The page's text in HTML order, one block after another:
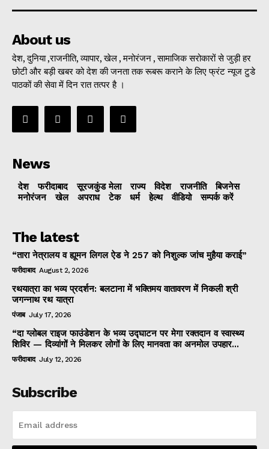
About us
देश, दुनिया ,राजनीति, व्यापार, खेल , मनोरंजन , सामाजिक सरोकारों से जुड़ी हर
छोटी और बड़ी खबर को देश की जनता तक रूबरू कराने के लिए फ्रंट न्यूज टुडे
पाठकों की सेवा में दिन रात तत्पर है ।
News
देश फरीदाबाद सूरजकुंड मेला राज्‍य विदेश राजनीति
बिजनेस
मनोरंजन
खेल अपराध टेक धर्म हेल्थ वीडियो सम्पर्क करें
The latest
“तारा नेत्रालय व ह्यूमन लिगल ऐड ने 257 को निशुल्क जांच मुहैया कराई”
फरीदाबाद August 2, 2026
रथयात्रा का भव्य प्रदर्शन: बलटाना में भक्तिमय वातावरण में निकली श्री
जगन्नाथ रथ यात्रा
पंजाब July 17, 2026
“दा ग्लोबल राइज फाउंडेशन के भव्य उद्घाटन पर मेगा रक्तदान व स्वास्थ्य
शिविर — दिव्यांगों ने मिलकर लोगों के लिए मानवता का अनमोल उपहार...
फरीदाबाद July 12, 2026
Subscribe